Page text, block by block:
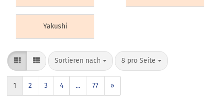
Yakushi
Sortieren nach 8 pro Seite
1 2 3 4 ... 77 »